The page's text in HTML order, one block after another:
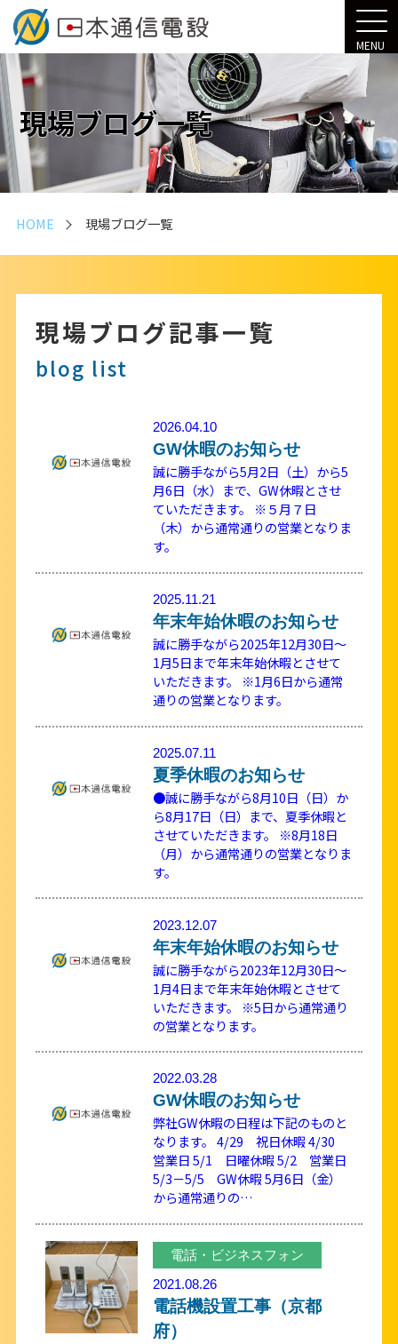
MENU
現場ブログ一覧
HOME 現場ブログ一覧
現場ブログ記事一覧
blog list
2026.04.10
GW休暇のお知らせ
誠に勝手ながら5月2日（土）から5
月6日（水）まで、GW休暇とさせ
ていただきます。 ※５月７日
（木）から通常通りの営業となりま
す。
2025.11.21
年末年始休暇のお知らせ
誠に勝手ながら2025年12月30日～
1月5日まで年末年始休暇とさせて
いただきます。 ※1月6日から通常
通りの営業となります。
2025.07.11
夏季休暇のお知らせ
●誠に勝手ながら8月10日（日）か
ら8月17日（日）まで、夏季休暇と
させていただきます。 ※8月18日
（月）から通常通りの営業となりま
す。
2023.12.07
年末年始休暇のお知らせ
誠に勝手ながら2023年12月30日～
1月4日まで年末年始休暇とさせて
いただきます。 ※5日から通常通り
の営業となります。
2022.03.28
GW休暇のお知らせ
弊社GW休暇の日程は下記のものと
なります。 4/29 祝日休暇 4/30
営業日 5/1 日曜休暇 5/2 営業日
5/3－5/5 GW休暇 5月6日（金）
から通常通りの…
電話・ビジネスフォン
2021.08.26
電話機設置工事（京都
府）